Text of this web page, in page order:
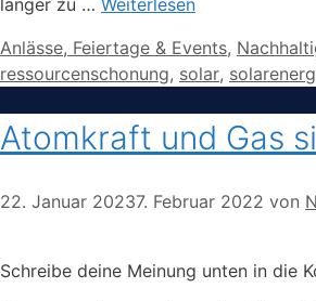
Kategorien
Anlässe, Feiertage & Events,
ressourcenschonung, solar,
Atomkraft und Gas
22. Januar 20237. Februar 2022 von
Schreibe deine Meinung unten in die